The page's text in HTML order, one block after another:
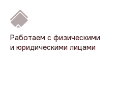
Работаем с физическими
и юридическими лицами